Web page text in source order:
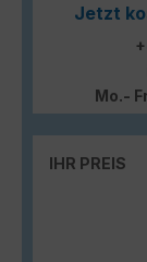
Jetzt
Mo.-
IHR PREIS